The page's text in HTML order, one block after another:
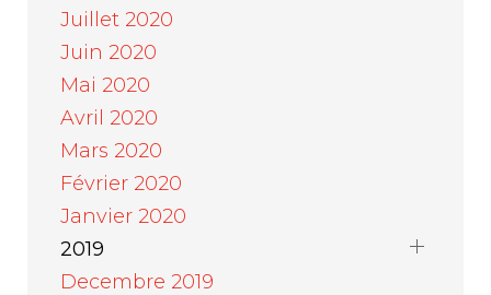
Juillet 2020
Juin 2020
Mai 2020
Avril 2020
Mars 2020
Février 2020
Janvier 2020
2019
Decembre 2019